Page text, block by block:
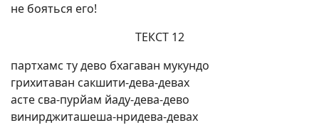
не бояться его!
ТЕКСТ 12
партхамс ту дево бхагаван мукундо
грихитаван сакшити-дева-девах
асте сва-пурйам йаду-дева-дево
винирджиташеша-нридева-девах